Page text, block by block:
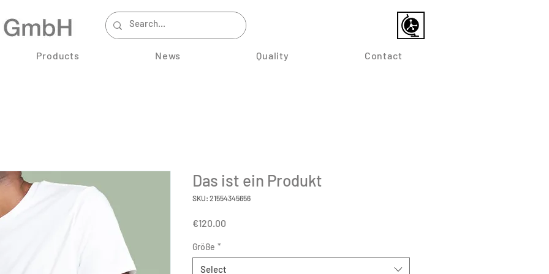
Products News Quality Contact
Das ist ein Produkt
SKU: 21554345656
€120.00
Größe *
Select